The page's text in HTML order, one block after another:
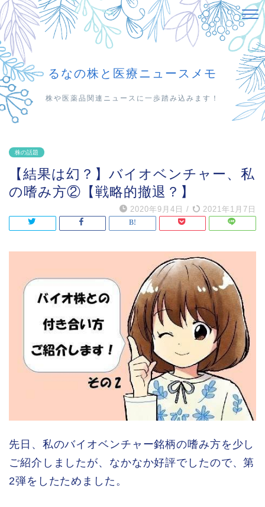
るなの株と医療ニュースメモ
株や医薬品関連ニュースに一歩踏み込みます！
株の話題
【結果は幻？】バイオベンチャー、私
の嗜み方②【戦略的撤退？】
2020年9月4日 / 2021年1月7日
先日、私のバイオベンチャー銘柄の嗜み方を少し
ご紹介しましたが、なかなか好評でしたので、第
2弾をしたためました。